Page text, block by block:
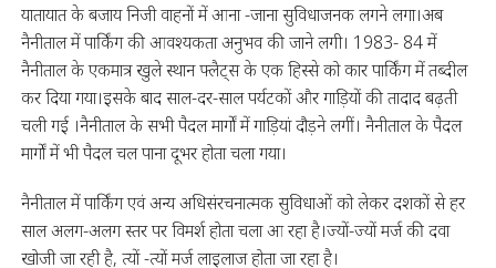
यातायात के बजाय निजी वाहनों में आना -जाना सुविधाजनक लगने लगा।अब
नैनीताल में पार्किंग की आवश्यकता अनुभव की जाने लगी। 1983- 84 में
नैनीताल के एकमात्र खुले स्थान फ्लैट्स के एक हिस्से को कार पार्किंग में तब्दील
कर दिया गया।इसके बाद साल-दर-साल पर्यटकों और गाड़ियों की तादाद बढ़ती
चली गई ।नैनीताल के सभी पैदल मार्गों में गाड़ियां दौड़ने लगीं। नैनीताल के पैदल
मार्गों में भी पैदल चल पाना दूभर होता चला गया।
नैनीताल में पार्किंग एवं अन्य अधिसंरचनात्मक सुविधाओं को लेकर दशकों से हर
साल अलग-अलग स्तर पर विमर्श होता चला आ रहा है।ज्यों-ज्यों मर्ज की दवा
खोजी जा रही है, त्यों -त्यों मर्ज लाइलाज होता जा रहा है।